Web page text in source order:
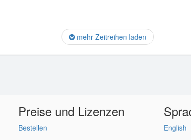
mehr Zeitreihen laden
Preise und Lizenzen
Bestellen English